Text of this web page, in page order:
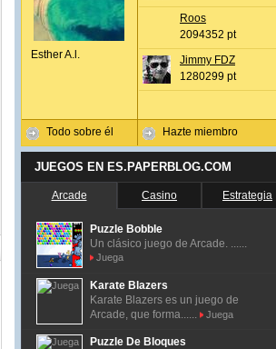
Esther A.l.
Todo sobre él
Roos
2094352 pt
Jimmy FDZ
1280299 pt
Hazte miembro
JUEGOS EN ES.PAPERBLOG.COM
Arcade Casino Estrategia
Puzzle Bobble
Un clásico juego de Arcade. ......
Juega
Karate Blazers
Karate Blazers es un juego de
Arcade, que forma......
Juega
Puzzle De Bloques